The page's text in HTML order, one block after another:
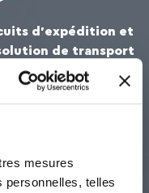
mesures
personnelles, telles
d'expédition et
de transport
possible